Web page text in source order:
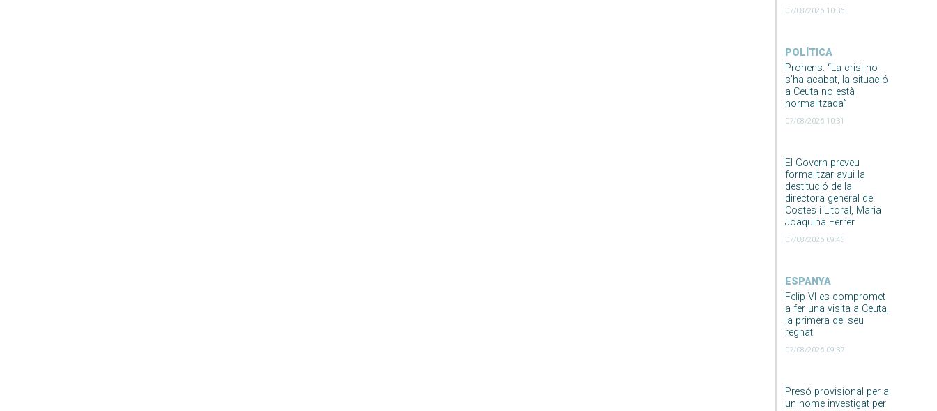
07/08/2026 10:36
POLÍTICA
Prohens: “La crisi no
s’ha acabat, la situació
a Ceuta no està
normalitzada”
07/08/2026 10:31
El Govern preveu
formalitzar avui la
destitució de la
directora general de
Costes i Litoral, Maria
Joaquina Ferrer
07/08/2026 09:45
ESPANYA
Felip VI es compromet
a fer una visita a Ceuta,
la primera del seu
regnat
07/08/2026 09:37
Presó provisional per a
un home investigat per